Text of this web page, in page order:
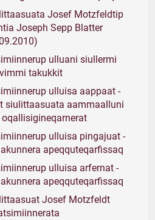
Josef Motzfeldtip
Joseph Sepp Blatter
ulluani siullermi
takukkit
ulluisa aappaat -
siulittaasuata aammaalluni
ulluisa pingajuat -
apeqquteqarfissaq
ulluisa arfernat -
apeqquteqarfissaq
Josef Motzfeldt